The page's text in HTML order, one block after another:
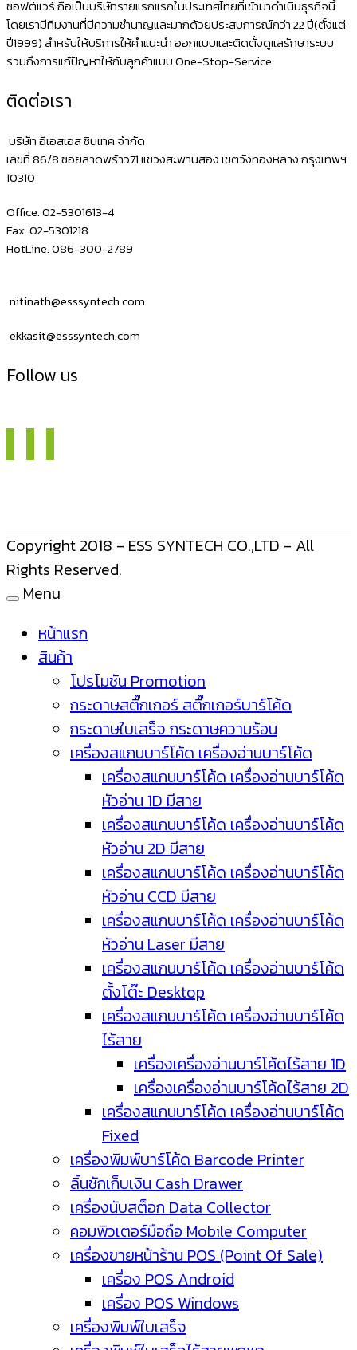
ซอฟต์แวร์ ถือเป็นบริษัทรายแรกแรกในประเทศไทยที่เข้ามาดำเนินธุรกิจนี้
โดยเรามีทีมงานที่มีความชำนาญและมากด้วยประสบการณ์กว่า 22 ปี(ตั้งแต่
ปี1999) สำหรับให้บริการให้คำแนะนำ ออกแบบและติดตั้งดูแลรักษาระบบ
รวมถึงการแก้ปัญหาให้กับลูกค้าแบบ One-Stop-Service
ติดต่อเรา
บริษัท อีเอสเอส ซินเทค จำกัด
เลขที่ 86/8 ซอยลาดพร้าว71 แขวงสะพานสอง เขตวังทองหลาง กรุงเทพฯ
10310
Office. 02-5301613-4
Fax. 02-5301218
HotLine. 086-300-2789
nitinath@esssyntech.com
ekkasit@esssyntech.com
Follow us
Copyright 2018 - ESS SYNTECH CO.,LTD - All
Rights Reserved.
Menu
หน้าแรก
สินค้า
โปรโมชัน Promotion
กระดาษสติ๊กเกอร์ สติ๊กเกอร์บาร์โค้ด
กระดาษใบเสร็จ กระดาษความร้อน
เครื่องสแกนบาร์โค้ด เครื่องอ่านบาร์โค้ด
เครื่องสแกนบาร์โค้ด เครื่องอ่านบาร์โค้ด
หัวอ่าน 1D มีสาย
เครื่องสแกนบาร์โค้ด เครื่องอ่านบาร์โค้ด
หัวอ่าน 2D มีสาย
เครื่องสแกนบาร์โค้ด เครื่องอ่านบาร์โค้ด
หัวอ่าน CCD มีสาย
เครื่องสแกนบาร์โค้ด เครื่องอ่านบาร์โค้ด
หัวอ่าน Laser มีสาย
เครื่องสแกนบาร์โค้ด เครื่องอ่านบาร์โค้ด
ตั้งโต๊ะ Desktop
เครื่องสแกนบาร์โค้ด เครื่องอ่านบาร์โค้ด
ไร้สาย
เครื่องเครื่องอ่านบาร์โค้ดไร้สาย 1D
เครื่องเครื่องอ่านบาร์โค้ดไร้สาย 2D
เครื่องสแกนบาร์โค้ด เครื่องอ่านบาร์โค้ด
Fixed
เครื่องพิมพ์บาร์โค้ด Barcode Printer
ลิ้นชักเก็บเงิน Cash Drawer
เครื่องนับสต็อก Data Collector
คอมพิวเตอร์มือถือ Mobile Computer
เครื่องขายหน้าร้าน POS (Point Of Sale)
เครื่อง POS Android
เครื่อง POS Windows
เครื่องพิมพ์ใบเสร็จ